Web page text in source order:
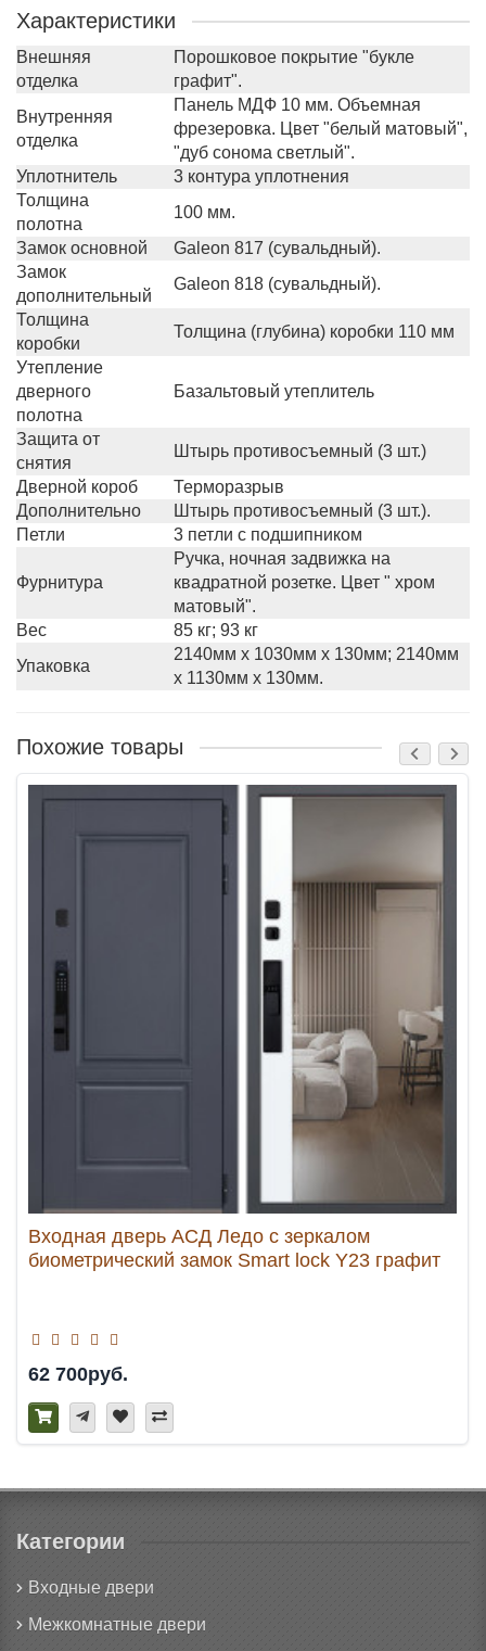
Характеристики
Внешняя
отделка
Порошковое покрытие "букле
графит".
Внутренняя
отделка
Панель МДФ 10 мм. Объемная
фрезеровка. Цвет "белый матовый",
"дуб сонома светлый".
Уплотнитель
3 контура уплотнения
Толщина
полотна
100 мм.
Замок основной
Galeon 817 (сувальдный).
Замок
дополнительный
Galeon 818 (сувальдный).
Толщина
коробки
Толщина (глубина) коробки 110 мм
Утепление
дверного
полотна
Базальтовый утеплитель
Защита от
снятия
Штырь противосъемный (3 шт.)
Дверной короб
Терморазрыв
Дополнительно
Штырь противосъемный (3 шт.).
Петли
3 петли с подшипником
Фурнитура
Ручка, ночная задвижка на
квадратной розетке. Цвет " хром
матовый".
Вес
85 кг; 93 кг
Упаковка
2140мм х 1030мм х 130мм; 2140мм
х 1130мм х 130мм.
Похожие товары
Входная дверь АСД Ледо с зеркалом
биометрический замок Smart lock Y23 графит
62 700руб.
Категории
Входные двери
Межкомнатные двери